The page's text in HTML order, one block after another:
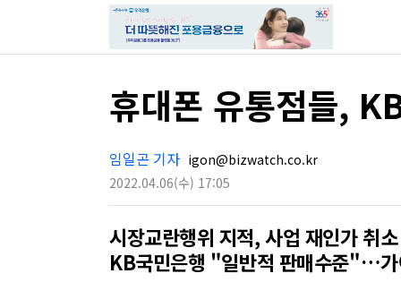
휴대폰 유통점들,
임일곤 기자 igon@bizwatch.co.kr
2022.04.06(수) 17:05
시장교란행위 지적, 사업 재인가 취
KB국민은행 "일반적 판매수준"…가